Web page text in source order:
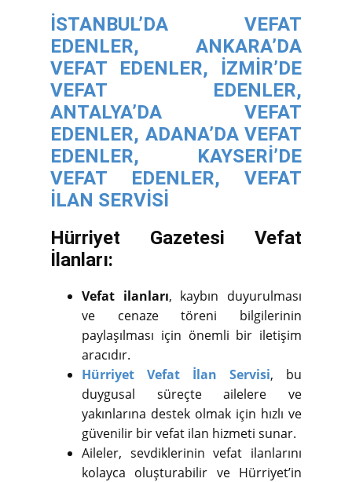
İSTANBUL’DA VEFAT
EDENLER,
ANKARA’DA
VEFAT EDENLER,
İZMİR’DE
VEFAT EDENLER,
ANTALYA’DA VEFAT
EDENLER, ADANA’DA VEFAT
EDENLER,
KAYSERİ’DE
VEFAT EDENLER,
VEFAT
İLAN SERVİSİ
Hürriyet Gazetesi Vefat
İlanları:
Vefat ilanları, kaybın duyurulması
ve cenaze töreni bilgilerinin
paylaşılması için önemli bir iletişim
aracıdır.
Hürriyet Vefat İlan Servisi, bu
duygusal süreçte ailelere ve
yakınlarına destek olmak için hızlı ve
güvenilir bir vefat ilan hizmeti sunar.
Aileler, sevdiklerinin vefat ilanlarını
kolayca oluşturabilir ve Hürriyet’in